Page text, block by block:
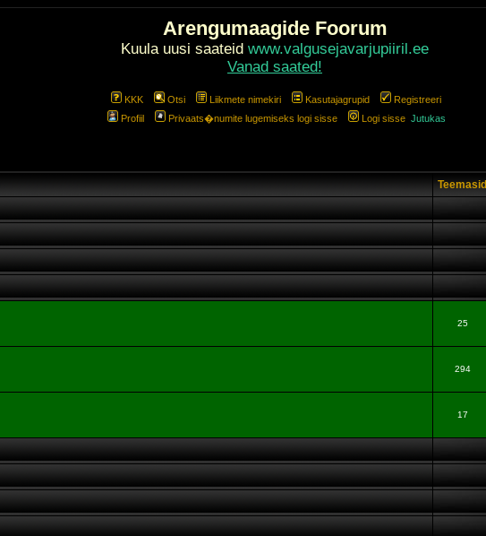
Arengumaagide Foorum
Kuula uusi saateid www.valgusejavarjupiiril.ee
Vanad saated!
KKK Otsi Liikmete nimekiri Kasutajagrupid
Registreeri
Profiil
Privaats�numite lugemiseks logi sisse Logi sisse Jutukas
Teemasid
25
294
17